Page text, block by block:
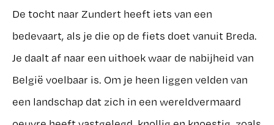
De tocht naar Zundert heeft iets van een
bedevaart, als je die op de fiets doet vanuit Breda.
Je daalt af naar een uithoek waar de nabijheid van
België voelbaar is. Om je heen liggen velden van
een landschap dat zich in een wereldvermaard